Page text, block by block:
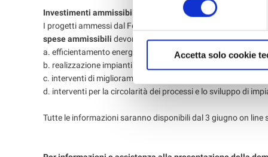
Accetta solo cookie
Investimenti ammissibili
I progetti ammessi dal Fondo devono essere volti alla
spese ammissibili devono rientrare in una delle seguenti
a. efficientamento energetico delle imprese;
b. realizzazione impianti di produzione di energia da fonti
c. interventi di miglioramento e adeguamento sismico in
d. interventi per la circolarità dei processi e lo sviluppo di
Tutte le informazioni saranno disponibili dal 3 giugno on line